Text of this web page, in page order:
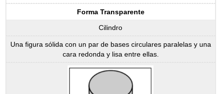
Forma Transparente
Cilindro
Una figura sólida con un par de bases circulares paralelas y una
cara redonda y lisa entre ellas.